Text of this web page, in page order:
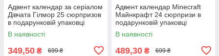
Адвент календар за серіалом
Дівчата Гілмор 25 сюрпризов
в подарунковій упаковці
В наявності
349,50 ₴ 699 ₴
Адвент календар Minecraft
Майнкрафт 24 сюрпризи в
подарунковій упаковці
В наявності
489,30 ₴ 699 ₴